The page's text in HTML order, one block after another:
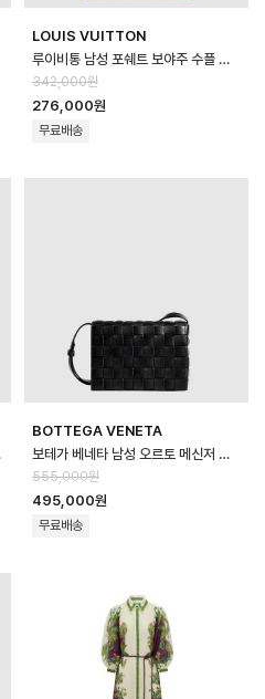
LOUIS VUITTON
루이비통 남성 포쉐트 보야주 수플 M29427 - Louis vuitton Mens Poc…
342,000원
276,000원
무료배송
…
BOTTEGA VENETA
보테가 베네타 남성 오르토 메신저 백 - Bottega veneta Mens Ortho M…
555,000원
495,000원
무료배송